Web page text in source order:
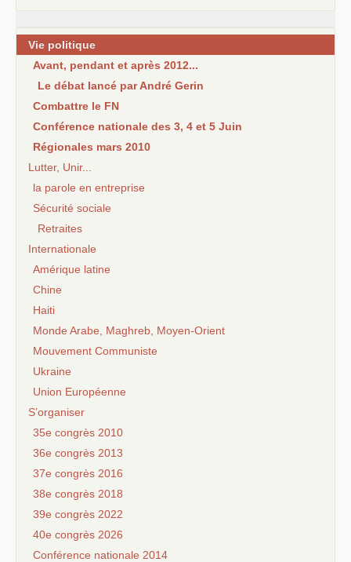
Vie politique
Avant, pendant et après 2012...
Le débat lancé par André Gerin
Combattre le FN
Conférence nationale des 3, 4 et 5 Juin
Régionales mars 2010
Lutter, Unir...
la parole en entreprise
Sécurité sociale
Retraites
Internationale
Amérique latine
Chine
Haiti
Monde Arabe, Maghreb, Moyen-Orient
Mouvement Communiste
Ukraine
Union Européenne
S’organiser
35e congrès 2010
36e congrès 2013
37e congrès 2016
38e congrès 2018
39e congrès 2022
40e congrès 2026
Conférence nationale 2014